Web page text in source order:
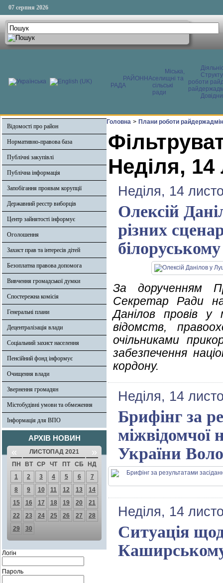
07 серпня 2026
РАЙОННА
РАДА
Міська,
селищні та
сільські
ради
роботи
Відомості про район
Нормативно-правова база
Публічні закупівлі
Публічна інформація
Запобігання проявам корупції
Державний реєстр виборців
Центр зайнятості інформує
Оголошення
Захист прав та інтересів дітей
Безоплатна правова допомога
Вивчення громадської думки
Спостережна комісія
Генеральні плани
Децентралізація влади
Соціальний захист населення
Пенсійний фонд інформує
Очищення влади
Звернення громадян
Містобудівні умови та обмеження
Інформація для ВПО
АРХІВ НОВИН
« ЛИСТОПАД 2021 »
ПН ВТ СР ЧТ ПТ СБ
НД
1
2 3 4 5 6
7
8
9 10 11 12 13
14
15
16 17 18 19 20
21
22
23 24 25 26 27
28
29
30
Логін
Пароль
Головна > Плани роботи
Неділя, 14
Неділя, 14
Олексій
різних
За дорученням
Секретар Ради
Данілов провів у
відомств,
очільниками
забезпечення
кордону.
Неділя, 14
Брифінг за
міжвідомчої
України
Неділя, 14
Ситуація